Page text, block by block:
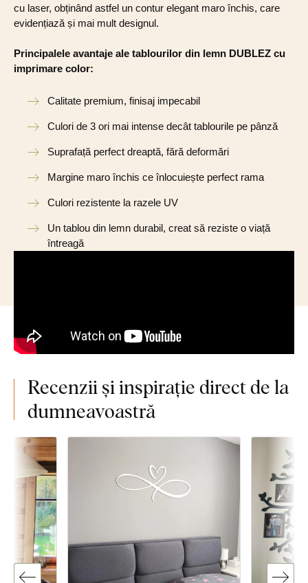
cu laser, obținând astfel un contur elegant maro închis, care
evidențiază și mai mult designul.
Principalele avantaje ale tablourilor din lemn DUBLEZ cu
imprimare color:
Calitate premium, finisaj impecabil
Culori de 3 ori mai intense decât tablourile pe pânză
Suprafață perfect dreaptă, fără deformări
Margine maro închis ce înlocuiește perfect rama
Culori rezistente la razele UV
Un tablou din lemn durabil, creat să reziste o viață
întreagă
Recenzii și inspirație direct de la
dumneavoastră